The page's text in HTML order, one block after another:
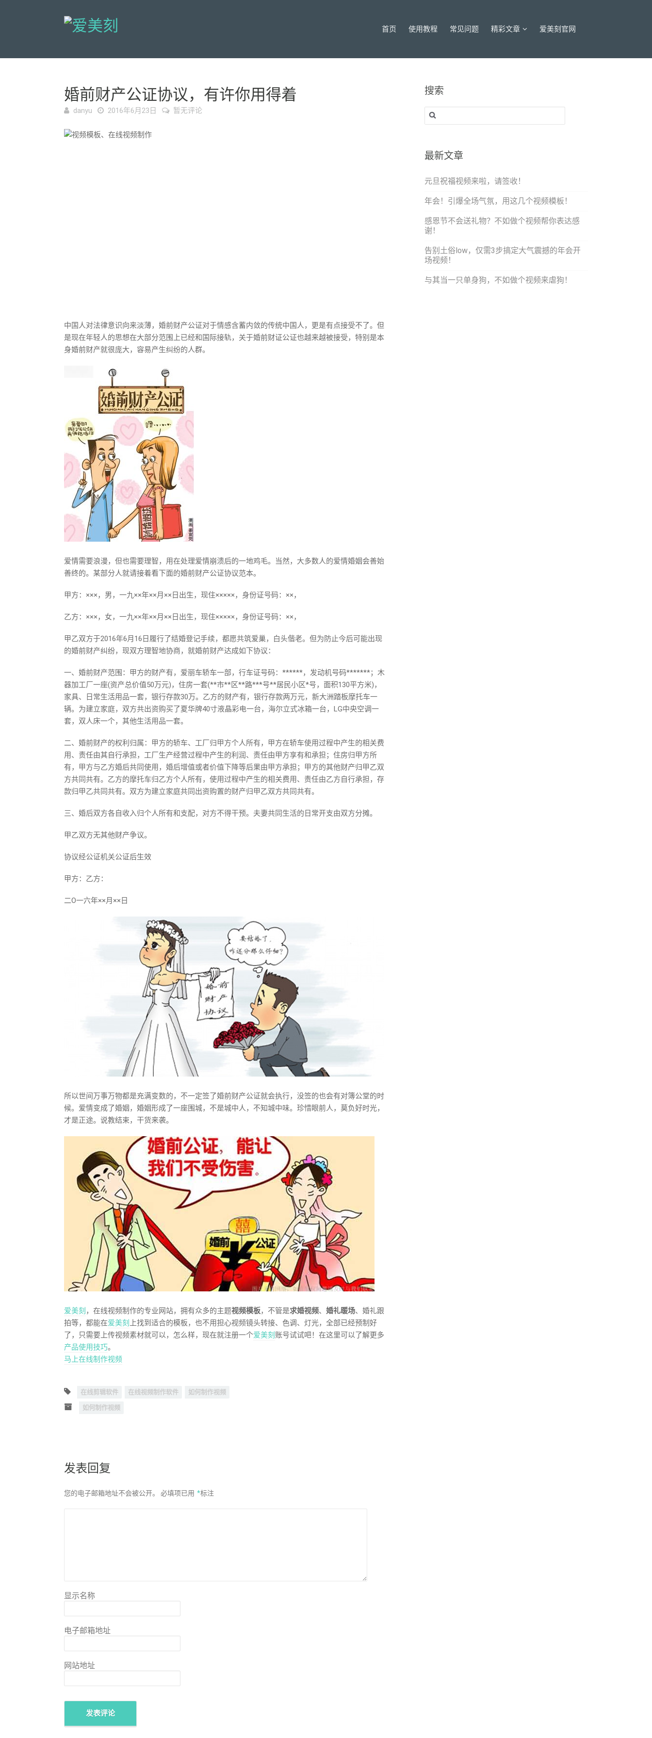
首页 使用教程 常见问题 精彩文章 爱美刻官网
婚前财产公证协议，有许你用得着
danyu 2016年6月23日 暂无评论
中国人对法律意识向来淡薄，婚前财产公证对于情感含蓄内敛的传统中国人，更是有点接受不了。但
是现在年轻人的思想在大部分范围上已经和国际接轨，关于婚前财证公证也越来越被接受，特别是本
身婚前财产就很庞大，容易产生纠纷的人群。
爱情需要浪漫，但也需要理智，用在处理爱情崩溃后的一地鸡毛。当然，大多数人的爱情婚姻会善始
善终的。某部分人就请接着看下面的婚前财产公证协议范本。
甲方：×××，男，一九××年××月××日出生，现住×××××，身份证号码：××，
乙方：×××，女，一九××年××月××日出生，现住×××××，身份证号码：××，
甲乙双方于2016年6月16日履行了结婚登记手续，都愿共筑爱巢，白头偕老。但为防止今后可能出现
的婚前财产纠纷，现双方理智地协商，就婚前财产达成如下协议：
一、婚前财产范围：甲方的财产有，爱丽车轿车一部，行车证号码：******，发动机号码*******；木
器加工厂一座(资产总价值50万元)，住房一套(**市**区**路***号**居民小区*号，面积130平方米)，
家具、日常生活用品一套，银行存款30万。乙方的财产有，银行存款两万元，新大洲踏板摩托车一
辆。为建立家庭，双方共出资购买了夏华牌40寸液晶彩电一台，海尔立式冰箱一台，LG中央空调一
套，双人床一个，其他生活用品一套。
二、婚前财产的权利归属：甲方的轿车、工厂归甲方个人所有，甲方在轿车使用过程中产生的相关费
用、责任由其自行承担，工厂生产经营过程中产生的利润、责任由甲方享有和承担；住房归甲方所
有，甲方与乙方婚后共同使用，婚后增值或者价值下降等后果由甲方承担；甲方的其他财产归甲乙双
方共同共有。乙方的摩托车归乙方个人所有，使用过程中产生的相关费用、责任由乙方自行承担，存
款归甲乙共同共有。双方为建立家庭共同出资购置的财产归甲乙双方共同共有。
三、婚后双方各自收入归个人所有和支配，对方不得干预。夫妻共同生活的日常开支由双方分摊。
甲乙双方无其他财产争议。
协议经公证机关公证后生效
甲方：乙方：
二O一六年××月××日
所以世间万事万物都是充满变数的，不一定签了婚前财产公证就会执行，没签的也会有对簿公堂的时
候。爱情变成了婚姻，婚姻形成了一座围城，不是城中人，不知城中味。珍惜眼前人，莫负好时光，
才是正途。说教结束，干货来袭。
爱美刻 ，在线视频制作的专业网站，拥有众多的主题视频模板，不管是求婚视频、 婚礼暖场、婚礼跟
拍等，都能在爱美刻 上找到适合的模板，也不用担心视频镜头转接、色调、灯光，全部已经预制好
了，只需要上传视频素材就可以，怎么样，现在就注册一个爱美刻 账号试试吧！在这里可以了解更多
产品使用技巧。
马上在线制作视频
在线剪辑软件 在线视频制作软件 如何制作视频
如何制作视频
发表回复
您的电子邮箱地址不会被公开。 必填项已用 *标注
显示名称
电子邮箱地址
网站地址
搜索
搜
索：
最新文章
元旦祝福视频来啦，请签收！
年会！引爆全场气氛，用这几个视频模板！
感恩节不会送礼物？不如做个视频帮你表达感
谢！
告别土俗low，仅需3步搞定大气震撼的年会开
场视频！
与其当一只单身狗，不如做个视频来虐狗！